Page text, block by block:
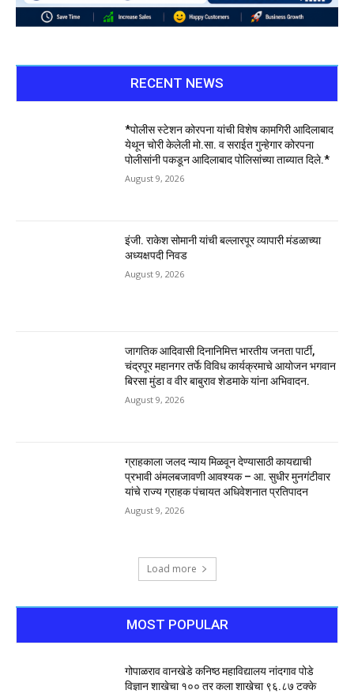
RECENT NEWS
*पोलीस स्टेशन कोरपना यांची विशेष कामगिरी आदिलाबाद
येथून चोरी केलेली मो.सा. व सराईत गुन्हेगार कोरपना
पोलीसांनी पकडून आदिलाबाद पोलिसांच्या ताब्यात दिले.*
August 9, 2026
इंजी. राकेश सोमानी यांची बल्लारपूर व्यापारी मंडळाच्या
अध्यक्षपदी निवड
August 9, 2026
जागतिक आदिवासी दिनानिमित्त भारतीय जनता पार्टी,
चंद्रपूर महानगर तर्फे विविध कार्यक्रमाचे आयोजन भगवान
बिरसा मुंडा व वीर बाबुराव शेडमाके यांना अभिवादन.
August 9, 2026
ग्राहकाला जलद न्याय मिळवून देण्यासाठी कायद्याची
प्रभावी अंमलबजावणी आवश्यक – आ. सुधीर मुनगंटीवार
यांचे राज्य ग्राहक पंचायत अधिवेशनात प्रतिपादन
August 9, 2026
Load more
MOST POPULAR
गोपाळराव वानखेडे कनिष्ठ महाविद्यालय नांदगाव पोडे
विज्ञान शाखेचा १०० तर कला शाखेचा ९६.८७ टक्के